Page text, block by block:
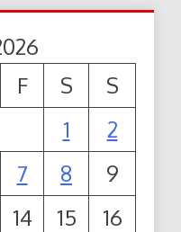
F S
S
1
2
7 8
9
14 15
16